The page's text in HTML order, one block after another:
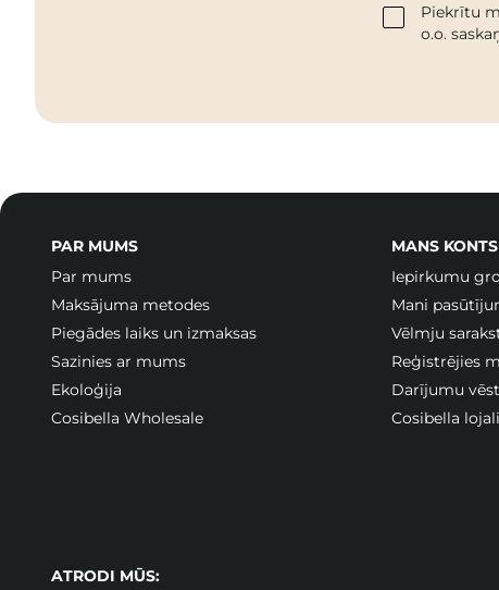
Piekrītu
o.o.
PAR MUMS
Par mums
Maksājuma metodes
Piegādes laiks un izmaksas
Sazinies ar mums
Ekoloģija
Cosibella Wholesale
MANS KONTS
Iepirkumu
Mani
Vēlmju
Reģistrējies
Darījumu
Cosibella
ATRODI MŪS: